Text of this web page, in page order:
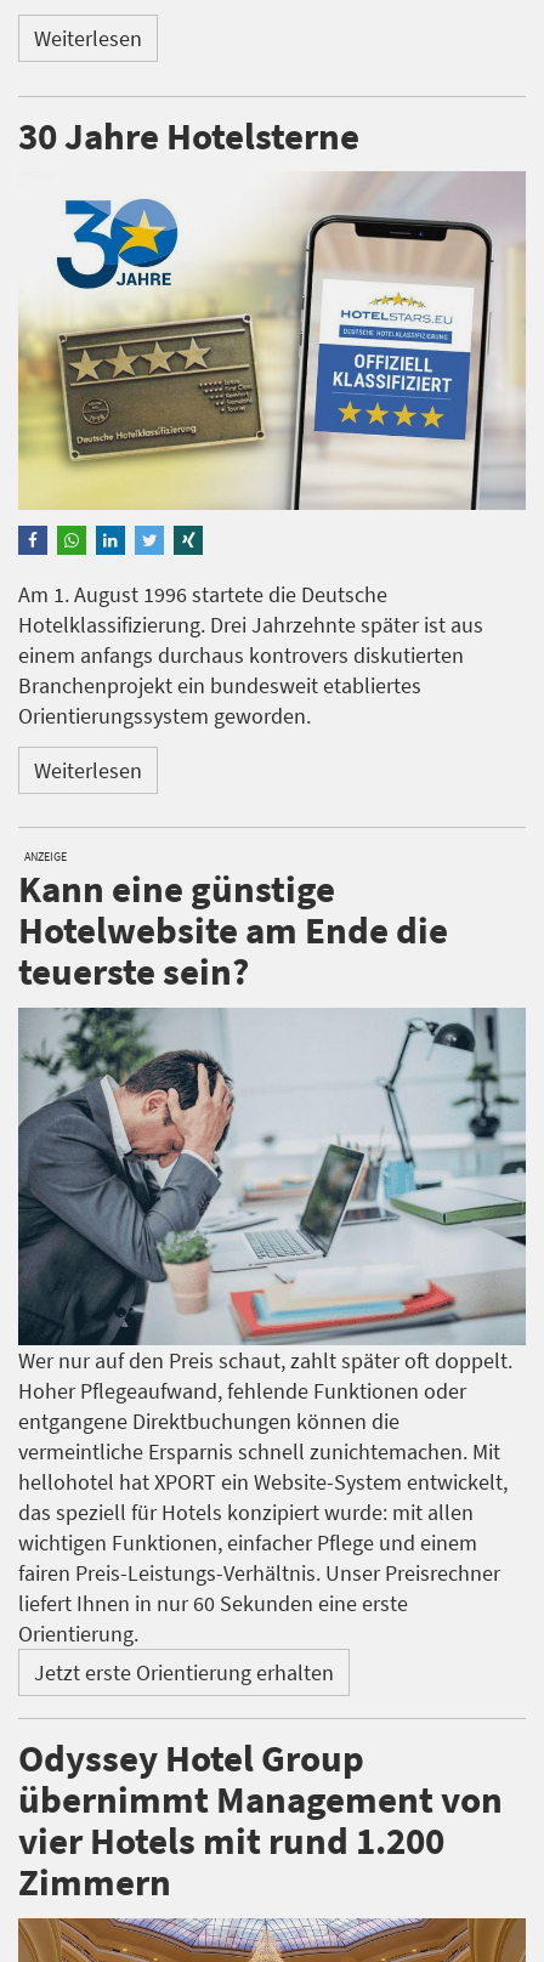
Weiterlesen
30 Jahre Hotelsterne
Am 1. August 1996 startete die Deutsche
Hotelklassifizierung. Drei Jahrzehnte später ist aus
einem anfangs durchaus kontrovers diskutierten
Branchenprojekt ein bundesweit etabliertes
Orientierungssystem geworden.
Weiterlesen
ANZEIGE
Kann eine günstige
Hotelwebsite am Ende die
teuerste sein?
Wer nur auf den Preis schaut, zahlt später oft doppelt.
Hoher Pflegeaufwand, fehlende Funktionen oder
entgangene Direktbuchungen können die
vermeintliche Ersparnis schnell zunichtemachen. Mit
hellohotel hat XPORT ein Website-System entwickelt,
das speziell für Hotels konzipiert wurde: mit allen
wichtigen Funktionen, einfacher Pflege und einem
fairen Preis-Leistungs-Verhältnis. Unser Preisrechner
liefert Ihnen in nur 60 Sekunden eine erste
Orientierung.
Jetzt erste Orientierung erhalten
Odyssey Hotel Group
übernimmt Management von
vier Hotels mit rund 1.200
Zimmern